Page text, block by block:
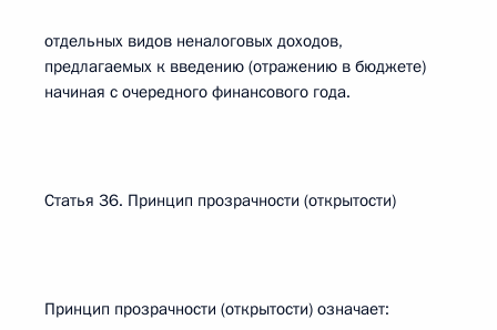
отдельных видов неналоговых доходов,
предлагаемых к введению (отражению в бюджете)
начиная с очередного финансового года.
Статья 36. Принцип прозрачности (открытости)
Принцип прозрачности (открытости) означает: